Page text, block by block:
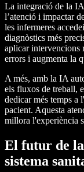
La integració de la
l’atenció i impactar
les infermeres
diagnòstics més
aplicar intervencions
errors i augmenta la
A més, amb la IA
els fluxos de treball,
dedicar més temps a
pacient. Aquesta
millora l'experiència
El futur de
sistema